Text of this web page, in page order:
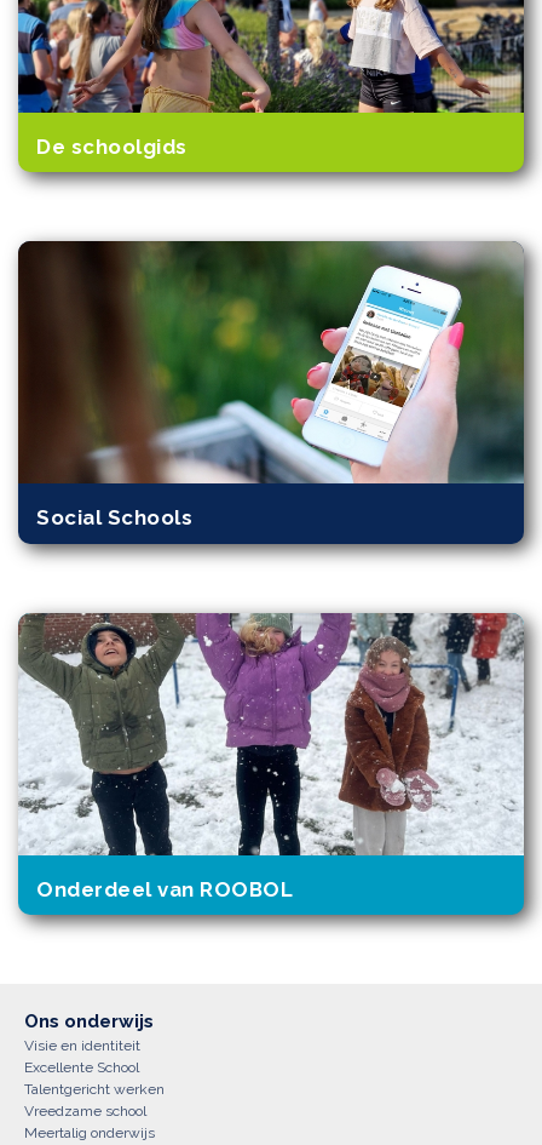
De schoolgids
Social Schools
Onderdeel van ROOBOL
Ons onderwijs
Visie en identiteit
Excellente School
Talentgericht werken
Vreedzame school
Meertalig onderwijs